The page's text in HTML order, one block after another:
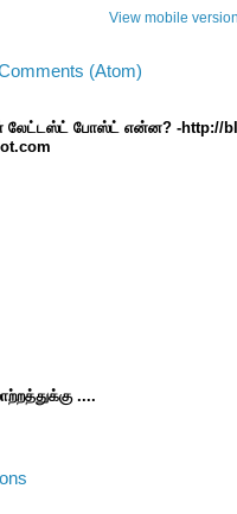
View mobile
(Atom)
லேட்டஸ்ட் போஸ்ட் என்ன? -http://
....